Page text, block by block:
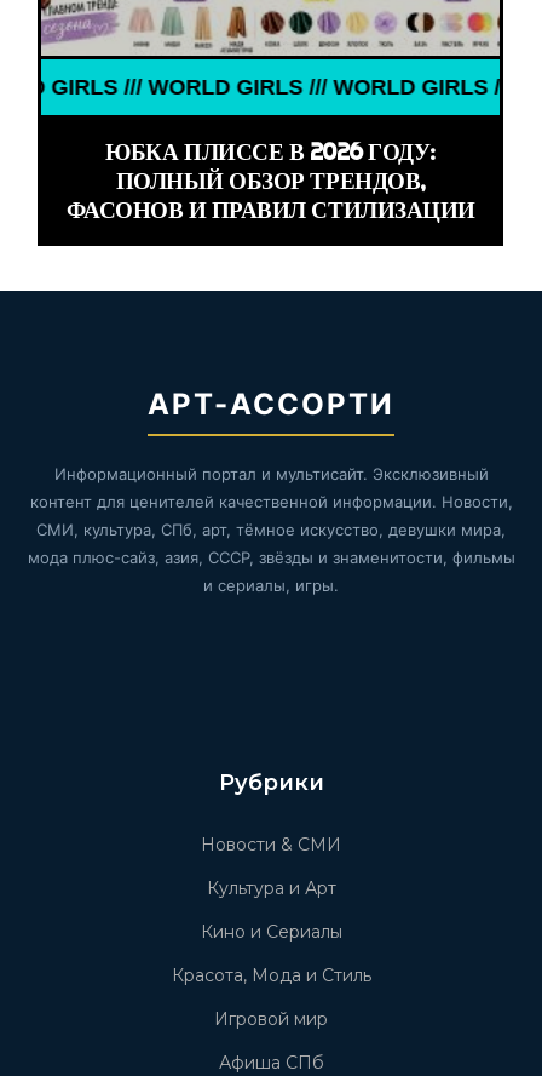
/// WORLD GIRLS /// WORLD GIRLS ///
ЮБКА ПЛИССЕ В 2026 ГОДУ:
ПОЛНЫЙ ОБЗОР ТРЕНДОВ,
ФАСОНОВ И ПРАВИЛ СТИЛИЗАЦИИ
АРТ-АССОРТИ
Информационный портал и мультисайт. Эксклюзивный
контент для ценителей качественной информации. Новости,
СМИ, культура, СПб, арт, тёмное искусство, девушки мира,
мода плюс-сайз, азия, СССР, звёзды и знаменитости, фильмы
и сериалы, игры.
Рубрики
Новости & СМИ
Культура и Арт
Кино и Сериалы
Красота, Мода и Стиль
Игровой мир
Афиша СПб